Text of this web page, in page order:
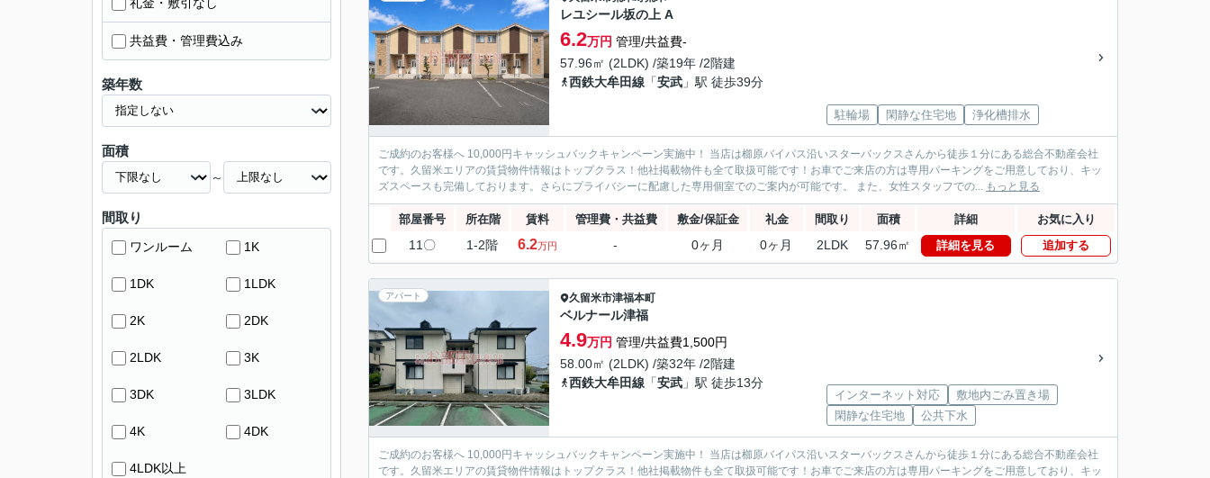
レユシール坂の上 A
6.2万円 管理/共益費-
57.96㎡ (2LDK) /築19年 /2階建
西鉄大牟田線 「安武 」駅 徒歩39分
駐輪場 閑静な住宅地 浄化槽排水
ご成約のお客様へ 10,000円キャッシュバックキャンペーン実施中！ 当店は櫛原バイパス沿いスターバックスさんから徒歩１分にある総合不動産会社
です。久留米エリアの賃貸物件情報はトップクラス！他社掲載物件も全て取扱可能です！お車でご来店の方は専用パーキングをご用意しており、キッ
ズスペースも完備しております。さらにプライバシーに配慮した専用個室でのご案内が可能です。 また、女性スタッフでの... もっと見る
部屋番号 所在階 賃料 管理費・共益費 敷金/保証金 礼金 間取り 面積 詳細 お気に入り
11〇 1-2階 6.2万円 - 0ヶ月 0ヶ月 2LDK 57.96㎡ 詳細を見る 追加する
アパート 久留米市津福本町
ベルナール津福
4.9万円 管理/共益費1,500円
58.00㎡ (2LDK) /築32年 /2階建
西鉄大牟田線 「安武 」駅 徒歩13分
インターネット対応
敷地内ごみ置き場
閑静な住宅地
公共下水
ご成約のお客様へ 10,000円キャッシュバックキャンペーン実施中！ 当店は櫛原バイパス沿いスターバックスさんから徒歩１分にある総合不動産会社
です。久留米エリアの賃貸物件情報はトップクラス！他社掲載物件も全て取扱可能です！お車でご来店の方は専用パーキングをご用意しており、キッ
共益費・管理費込み
築年数
面積
～
間取り
ワンルーム 1K
1DK 1LDK
2K 2DK
2LDK 3K
3DK 3LDK
4K 4DK
4LDK以上